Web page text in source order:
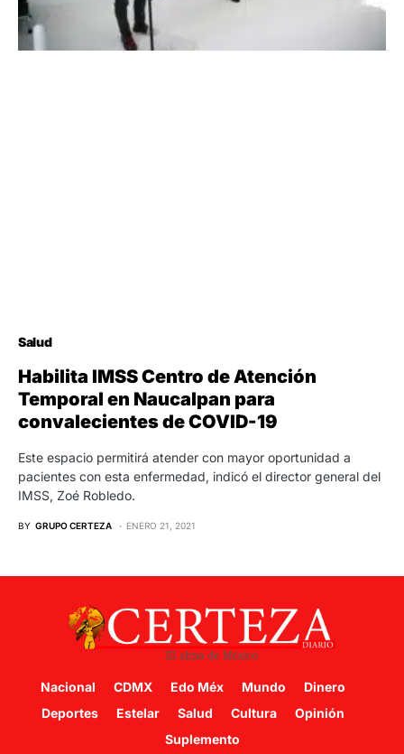
Salud
Habilita IMSS Centro de Atención
Temporal en Naucalpan para
convalecientes de COVID-19
Este espacio permitirá atender con mayor oportunidad a
pacientes con esta enfermedad, indicó el director general del
IMSS, Zoé Robledo.
BY GRUPO CERTEZA ENERO 21, 2021
Nacional CDMX Edo Méx Mundo
Dinero
Deportes
Estelar Salud Cultura
Opinión
Suplemento